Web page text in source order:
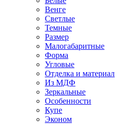
Венге
Светлые
Темные
Размер
Малогабаритные
Форма
Угловые
Отделка и материал
Из МДФ
Зеркальные
Особенности
Купе
Эконом